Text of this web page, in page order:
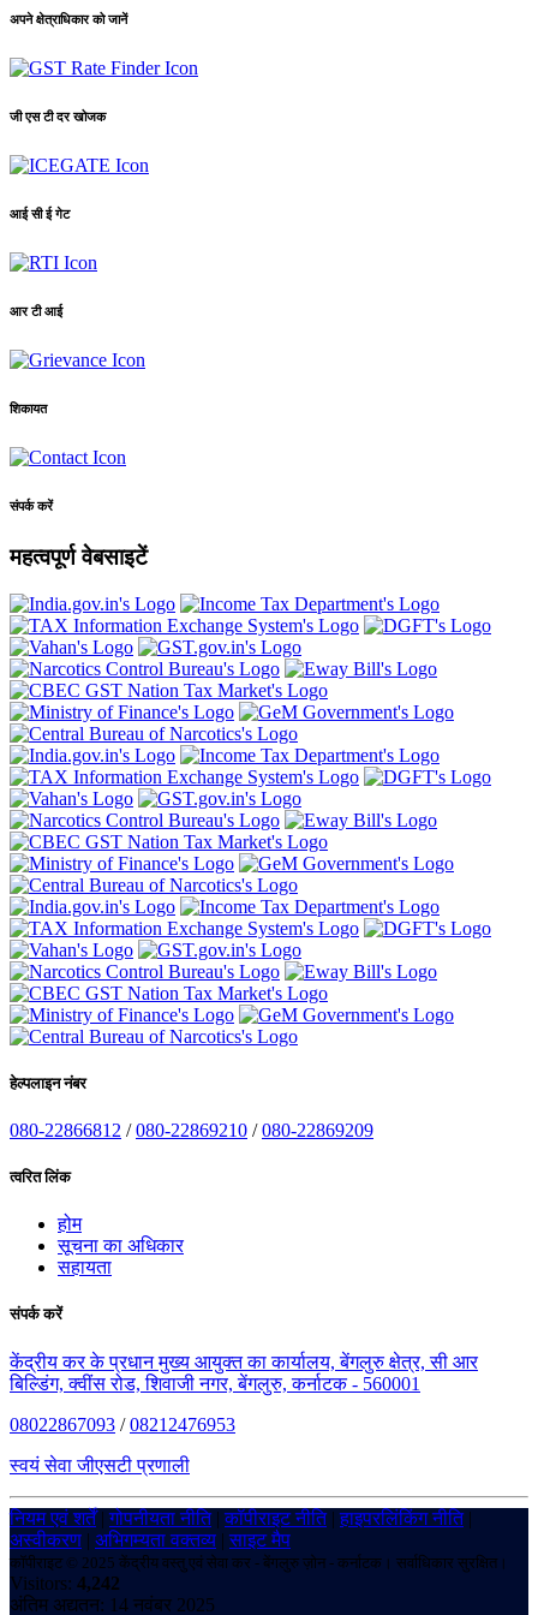
अपने क्षेत्राधिकार को जानें
जी एस टी दर खोजक
आई सी ई गेट
आर टी आई
शिकायत
संपर्क करें
महत्वपूर्ण वेबसाइटें
हेल्पलाइन नंबर
080-22866812 /080-22869210 /080-22869209
त्वरित लिंक
होम
सूचना का अधिकार
सहायता
संपर्क करें
केंद्रीय कर के प्रधान मुख्य आयुक्त का कार्यालय, बेंगलुरु क्षेत्र, सी आर
बिल्डिंग, क्वींस रोड, शिवाजी नगर, बेंगलुरु, कर्नाटक - 560001
08022867093 /08212476953
स्वयं सेवा जीएसटी प्रणाली
नियम एवं शर्तें|गोपनीयता नीति|कॉपीराइट नीति|हाइपरलिंकिंग नीति|
अस्वीकरण | अभिगम्यता वक्तव्य |साइट मैप
कॉपीराइट © 2025 केंद्रीय वस्तु एवं सेवा कर - बेंगलुरु ज़ोन - कर्नाटक। सर्वाधिकार सुरक्षित।
Visitors: 4,242
अंतिम अद्यतन: 14 नवंबर 2025